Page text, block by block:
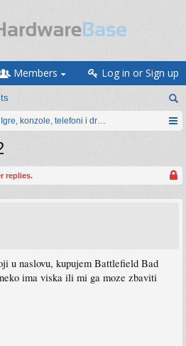
Members Log in or Sign up
Igre, konzole, telefoni i drugi gadgeti
replies.
u naslovu, kupujem Battlefield Bad
ima viska ili mi ga moze zbaviti